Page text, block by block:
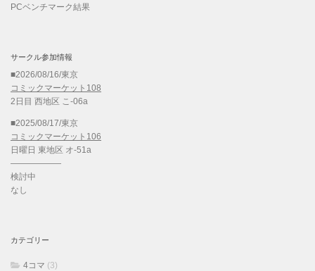
PCベンチマーク結果
サークル参加情報
■2026/08/16/東京
コミックマーケット108
2日目 西地区 こ-06a
■2025/08/17/東京
コミックマーケット106
日曜日 東地区 オ-51a
——————
検討中
なし
カテゴリー
4コマ (3)